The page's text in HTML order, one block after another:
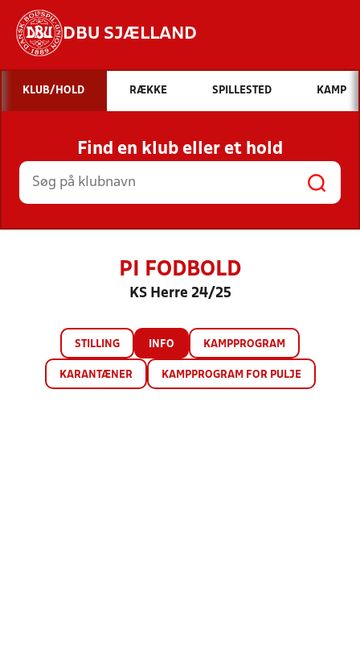
DBU SJÆLLAND
Hvad vil du søge efter?
INDHOLD OG NYHEDER
STILLINGER, RESULTATER, KLUBBER OG
HOLD
KLUB/HOLD RÆKKE SPILLESTED KAMP
Find en klub eller et hold
PI FODBOLD
KS Herre 24/25
STILLING INFO KAMPPROGRAM
KARANTÆNER KAMPPROGRAM FOR PULJE